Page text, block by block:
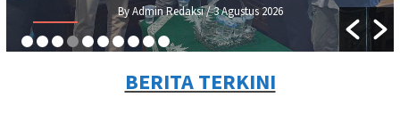
By Admin Redaksi/ 3 Agustus 2026
BERITA TERKINI